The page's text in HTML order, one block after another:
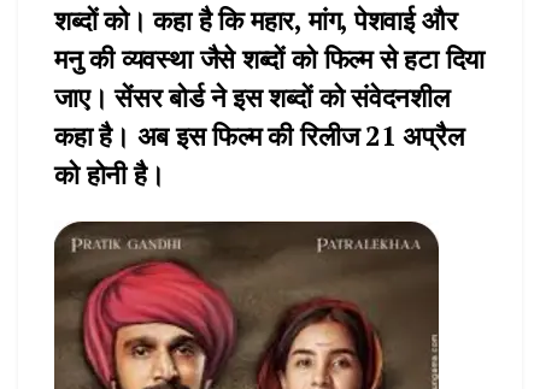
शब्दों को। कहा है कि महार, मांग, पेशवाई और
मनु की व्यवस्था जैसे शब्दों को फिल्म से हटा दिया
जाए। सेंसर बोर्ड ने इस शब्दों को संवेदनशील
कहा है। अब इस फिल्म की रिलीज 21 अप्रैल
को होनी है।